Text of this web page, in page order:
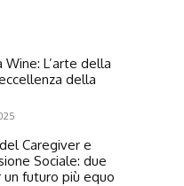
Wine: L’arte della
della
Caregiver e
Sociale: due
un futuro più equo